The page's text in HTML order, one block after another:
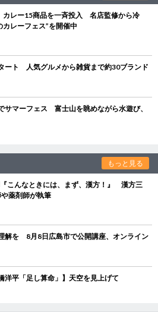
カレー15商品を一斉投入 名店監修から冷
カレーフェス”を開催中
ート 人気グルメから雑貨まで約30ブランド
サマーフェス 富士山を眺めながら水遊び、
もっと見る
こんなときには、まず、漢方！』 漢方三
薬剤師が執筆
解を 8月8日広島市で公開講座、オンライン
洋平「足し算命」】天空を見上げて